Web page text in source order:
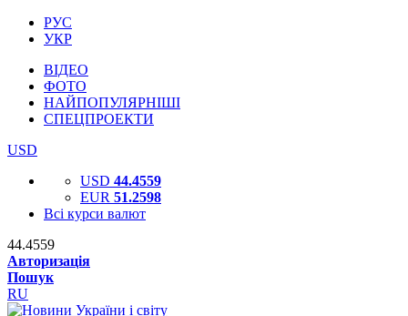
РУС
УКР
ВІДЕО
ФОТО
НАЙПОПУЛЯРНІШІ
СПЕЦПРОЕКТИ
USD
USD 44.4559
EUR 51.2598
Всі курси валют
44.4559
Авторизація
Пошук
RU